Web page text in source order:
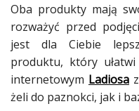
Oba produkty mają
rozważyć przed
jest dla Ciebie
produktu, który
internetowym Ladiosa
żeli do paznokci, jak i